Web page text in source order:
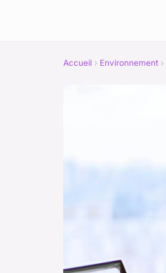
Accueil › Environnement ›